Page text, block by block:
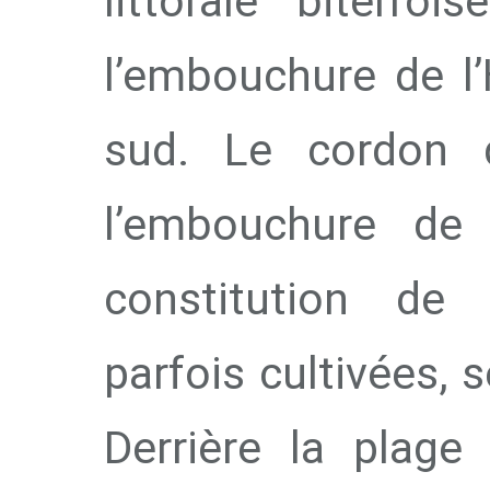
l’embouchure de
sud. Le cordon
l’embouchure
constitution de
parfois cultivées,
Derrière la